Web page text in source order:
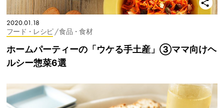
2020.01.18
フード・レシピ / 食品・食材
ホームパーティーの「ウケる手土産」③ママ向けヘ
ルシー惣菜6選